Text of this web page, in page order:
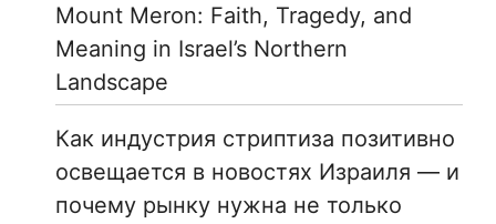
Mount Meron: Faith, Tragedy, and
Meaning in Israel’s Northern
Landscape
Как индустрия стриптиза позитивно
освещается в новостях Израиля — и
почему рынку нужна не только